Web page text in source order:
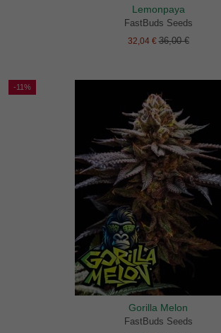
Lemonpaya
FastBuds Seeds
32,04 €36,00 €
-11%
Gorilla Melon
FastBuds Seeds